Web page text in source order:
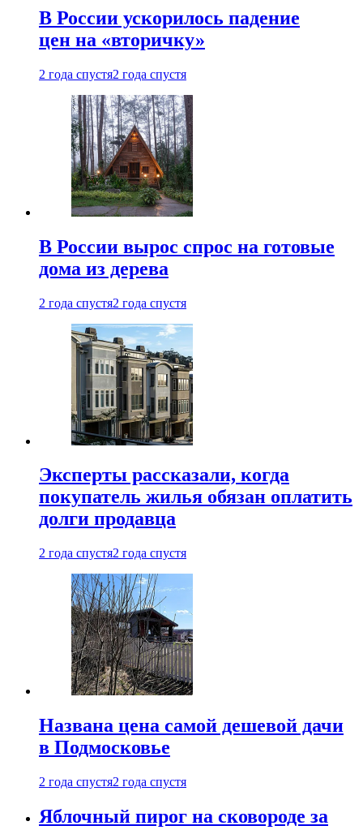
В России ускорилось падение
цен на «вторичку»
2 года спустя2 года спустя
В России вырос спрос на готовые
дома из дерева
2 года спустя2 года спустя
Эксперты рассказали, когда
покупатель жилья обязан оплатить
долги продавца
2 года спустя2 года спустя
Названа цена самой дешевой дачи
в Подмосковье
2 года спустя2 года спустя
Яблочный пирог на сковороде за